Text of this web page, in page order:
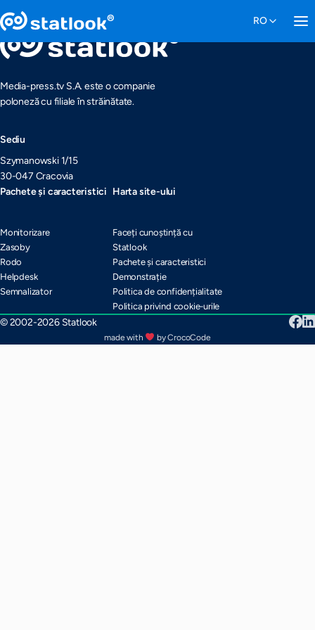
Media-press.tv S.A. este o companie
poloneză cu filiale în străinătate.
Sediu
Szymanowski 1/15
30-047 Cracovia
Pachete și caracteristici
Monitorizare
Zasoby
Rodo
Helpdesk
Semnalizator
Harta site-ului
Faceți cunoștință cu
Statlook
Pachete și caracteristici
Demonstrație
Politica de confidențialitate
Politica privind cookie-urile
© 2002-2026 Statlook
made with by CrocoCode